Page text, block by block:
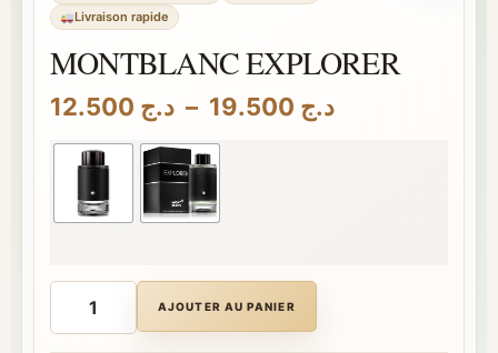
Livraison rapide
MONTBLANC EXPLORER
د.ج – د.جPlage
quantité
MONTBLANC
AJOUTER AU PANIER